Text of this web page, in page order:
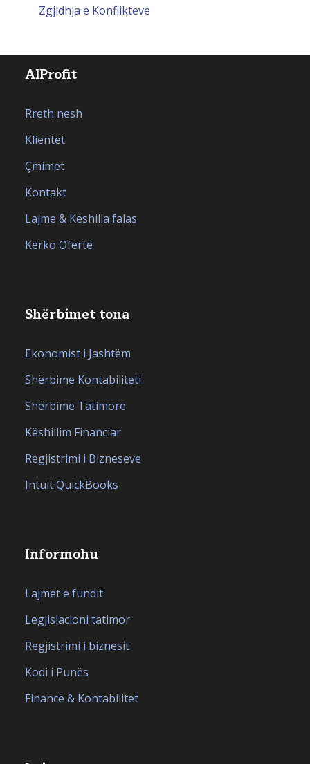
Zgjidhja e Konflikteve
AlProfit
Rreth nesh
Klientët
Çmimet
Kontakt
Lajme & Këshilla falas
Kërko Ofertë
Shërbimet tona
Ekonomist i Jashtëm
Shërbime Kontabiliteti
Shërbime Tatimore
Këshillim Financiar
Regjistrimi i Bizneseve
Intuit QuickBooks
Informohu
Lajmet e fundit
Legjislacioni tatimor
Regjistrimi i biznesit
Kodi i Punës
Financë & Kontabilitet